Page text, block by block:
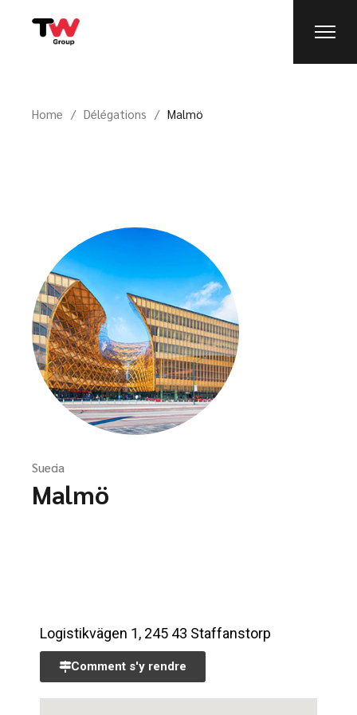
Home Délégations Malmö
Suecia
Malmö
Logistikvägen 1, 245 43 Staffanstorp
Comment s'y rendre